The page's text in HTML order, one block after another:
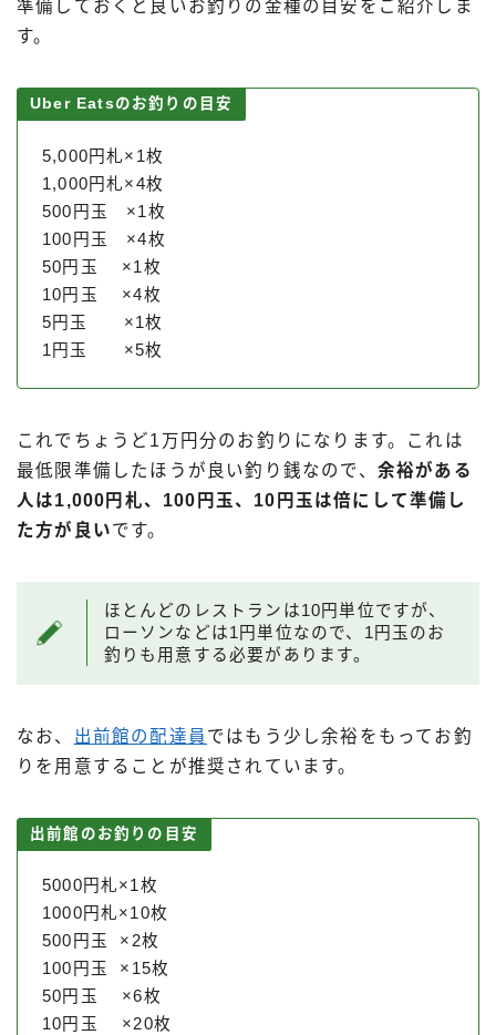
準備しておくと良いお釣りの金種の目安をご紹介しま
す。
Uber Eatsのお釣りの目安
5,000円札×1枚
1,000円札×4枚
500円玉 ×1枚
100円玉 ×4枚
50円玉 ×1枚
10円玉 ×4枚
5円玉 ×1枚
1円玉 ×5枚
これでちょうど1万円分のお釣りになります。これは
最低限準備したほうが良い釣り銭なので、 余裕がある
人は1,000円札、100円玉、10円玉は倍にして準備し
た方が良いです。
ほとんどのレストランは10円単位ですが、
ローソンなどは1円単位なので、1円玉のお
釣りも用意する必要があります。
なお、 出前館の配達員 ではもう少し余裕をもってお釣
りを用意することが推奨されています。
出前館のお釣りの目安
5000円札×1枚
1000円札×10枚
500円玉 ×2枚
100円玉 ×15枚
50円玉 ×6枚
10円玉 ×20枚